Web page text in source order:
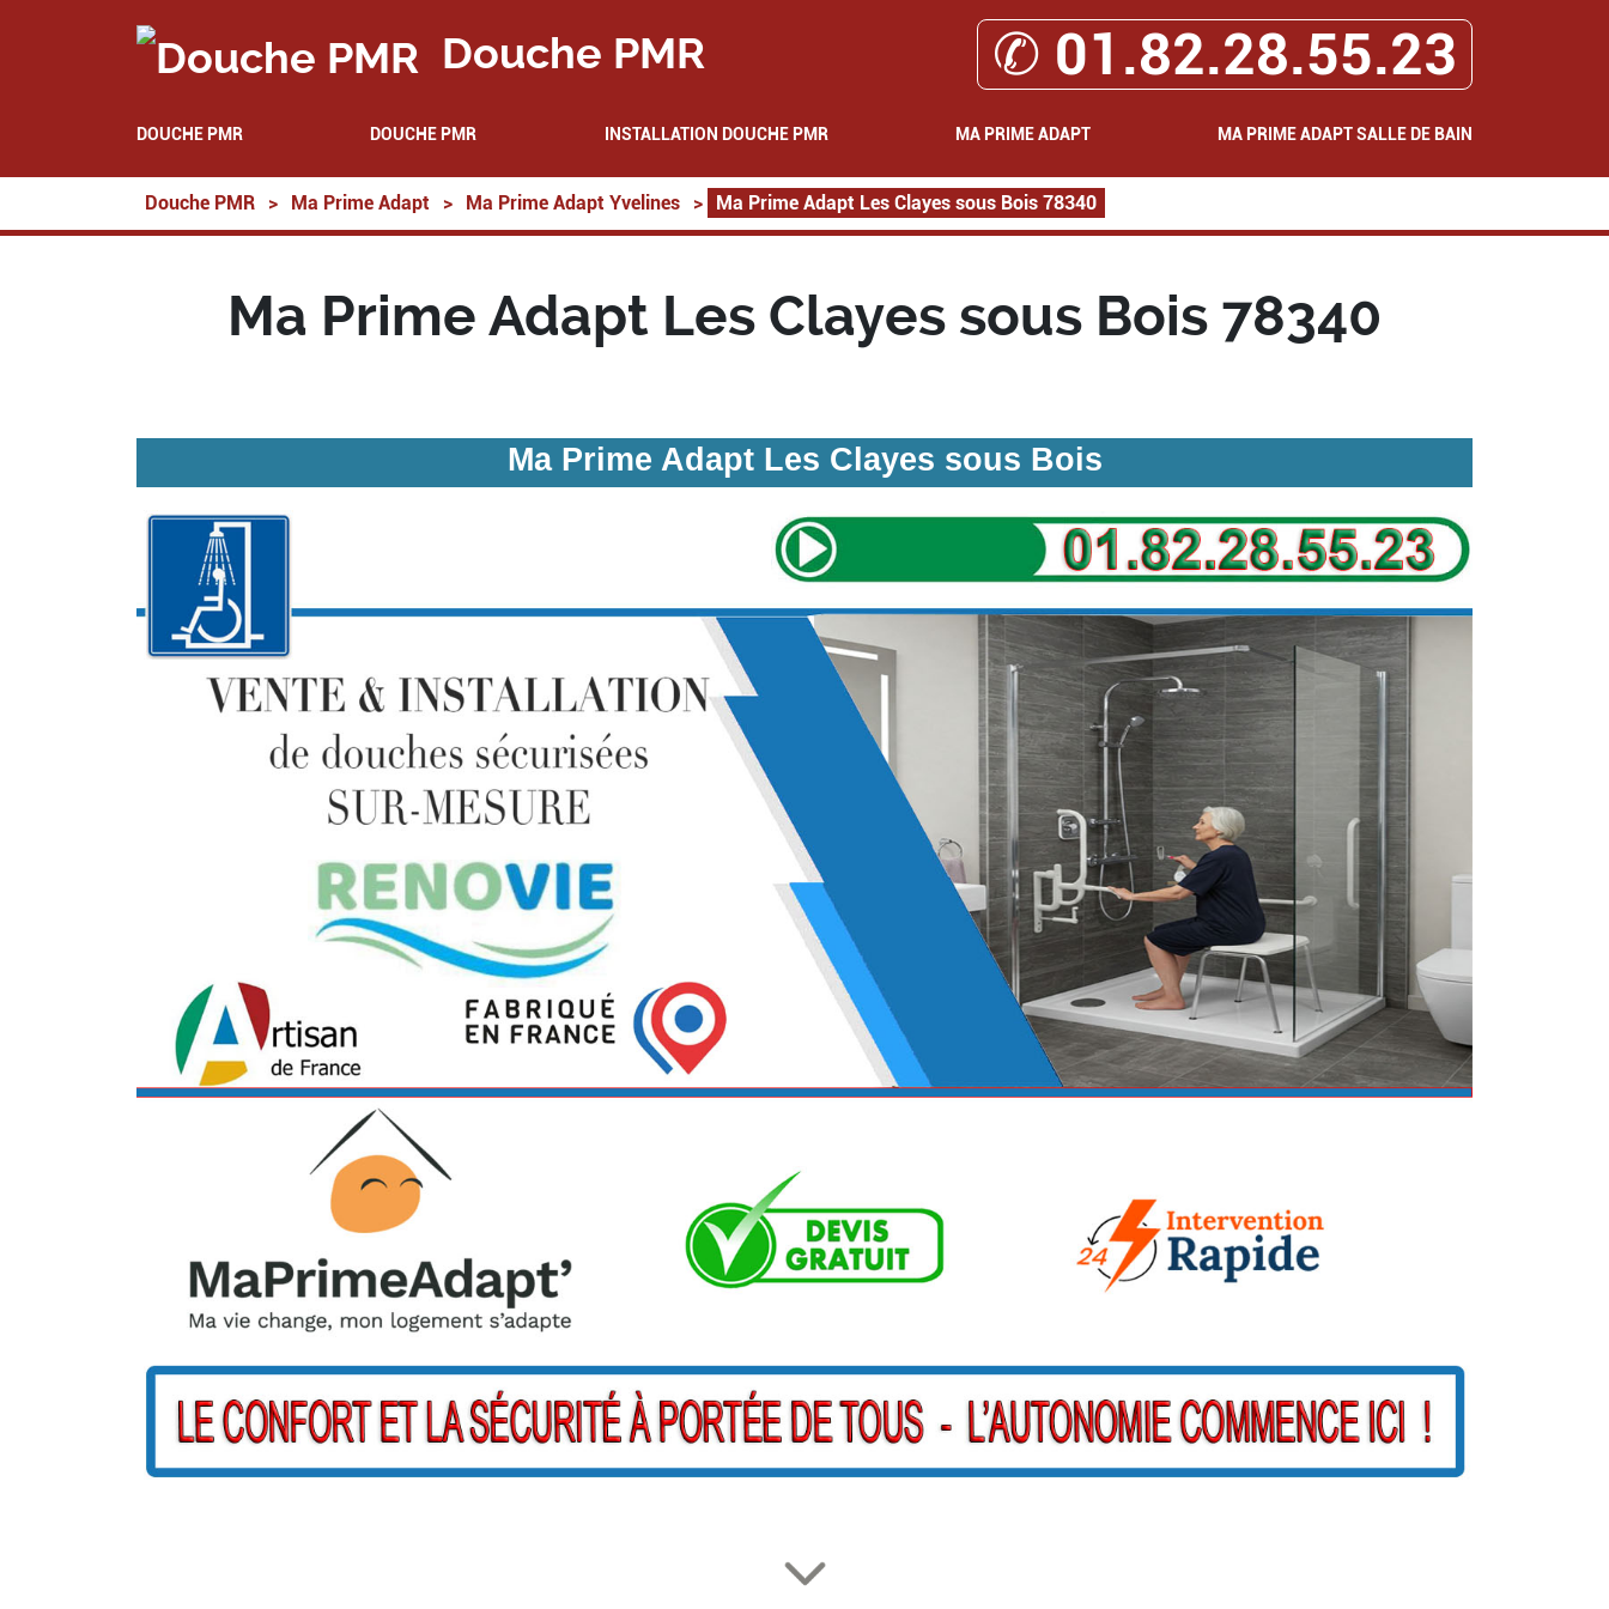
Douche PMR ✆ 01.82.28.55.23
DOUCHE PMR DOUCHE PMR INSTALLATION DOUCHE PMR MA PRIME ADAPT MA PRIME ADAPT SALLE DE BAIN
Douche PMR > Ma Prime Adapt > Ma Prime Adapt Yvelines > Ma Prime Adapt Les Clayes sous Bois 78340
Ma Prime Adapt Les Clayes sous Bois 78340
Ma Prime Adapt Les Clayes sous Bois